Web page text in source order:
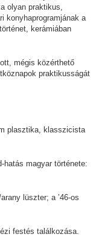
olyan praktikus,
konyhaprogramjának a
kerámiában
mégis közérthető
praktikusságát
plasztika, klasszicista
hatás magyar története:
lüszter; a ’46-os
festés találkozása.